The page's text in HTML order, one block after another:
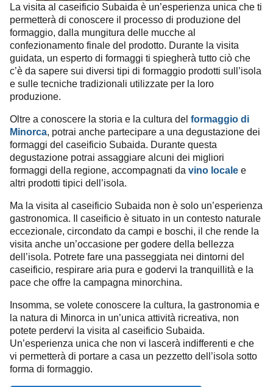
La visita al caseificio Subaida è un’esperienza unica che ti
permetterà di conoscere il processo di produzione del
formaggio, dalla mungitura delle mucche al
confezionamento finale del prodotto. Durante la visita
guidata, un esperto di formaggi ti spiegherà tutto ciò che
c’è da sapere sui diversi tipi di formaggio prodotti sull’isola
e sulle tecniche tradizionali utilizzate per la loro
produzione.
Oltre a conoscere la storia e la cultura del formaggio di
Minorca, potrai anche partecipare a una degustazione dei
formaggi del caseificio Subaida. Durante questa
degustazione potrai assaggiare alcuni dei migliori
formaggi della regione, accompagnati da vino locale e
altri prodotti tipici dell’isola.
Ma la visita al caseificio Subaida non è solo un’esperienza
gastronomica. Il caseificio è situato in un contesto naturale
eccezionale, circondato da campi e boschi, il che rende la
visita anche un’occasione per godere della bellezza
dell’isola. Potrete fare una passeggiata nei dintorni del
caseificio, respirare aria pura e godervi la tranquillità e la
pace che offre la campagna minorchina.
Insomma, se volete conoscere la cultura, la gastronomia e
la natura di Minorca in un’unica attività ricreativa, non
potete perdervi la visita al caseificio Subaida.
Un’esperienza unica che non vi lascerà indifferenti e che
vi permetterà di portare a casa un pezzetto dell’isola sotto
forma di formaggio.